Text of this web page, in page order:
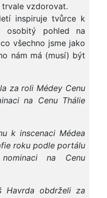
vzdorovat.
inspiruje tvůrce k
osobitý pohled na
všechno jsme jako
nám má (musí) být
za roli Médey Cenu
na Cenu Thálie
k inscenaci Médea
roku podle portálu
na Cenu
Havrda obdrželi za